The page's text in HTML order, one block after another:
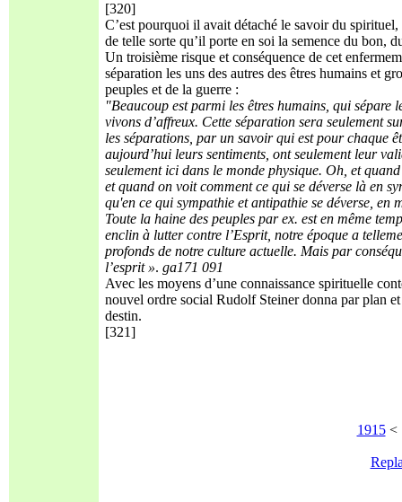
[320]
C’est pourquoi il avait détaché le savoir du spirituel,
de telle sorte qu’il porte en soi la semence du bon,
Un troisième risque et conséquence de cet
séparation les uns des autres des êtres humains et
peuples et de la guerre :
"Beaucoup est parmi les êtres humains, qui sépare
vivons d’affreux. Cette séparation sera seulement
les séparations, par un savoir qui est pour chaque
aujourd’hui leurs sentiments, ont seulement leur
seulement ici dans le monde physique. Oh, et
et quand on voit comment ce qui se déverse là en
qu'en ce qui sympathie et antipathie se déverse, en
Toute la haine des peuples par ex. est en même
enclin à lutter contre l’Esprit, notre époque a
profonds de notre culture actuelle. Mais par
l’esprit ». ga171 091
Avec les moyens d’une connaissance spirituelle
nouvel ordre social Rudolf Steiner donna par plan
destin.
[321]
1915<